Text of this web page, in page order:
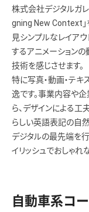
株式会社デジタルガ
gning New Context」
見シンプルなレイア
するアニメーション
技術を感じさせます。
特に写真・動画・テ
逸です。​事業内容や
ら、デザインによる
らしい英語表記の自
デジタルの最先端を
イリッシュでおしゃれ
自動車系コ